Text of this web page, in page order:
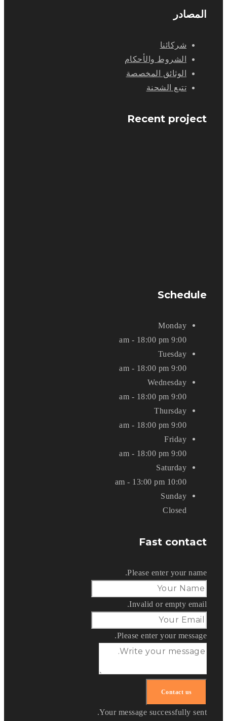
المصادر
شركائنا
الشروط والأحكام
الوثائق المخصصة
تتبع الشحنة
Recent project
Schedule
Monday
9:00 am - 18:00 pm
Tuesday
9:00 am - 18:00 pm
Wednesday
9:00 am - 18:00 pm
Thursday
9:00 am - 18:00 pm
Friday
9:00 am - 18:00 pm
Saturday
10:00 am - 13:00 pm
Sunday
Closed
Fast contact
Please enter your name.
Invalid or empty email.
Please enter your message.
Your message successfully sent.